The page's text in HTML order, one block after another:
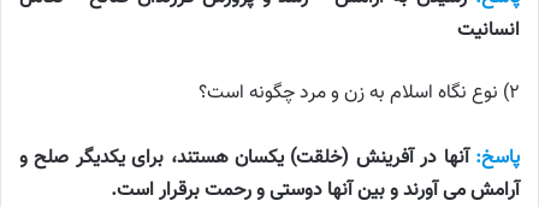
انسانیت
۲) نوع نگاه اسلام به زن و مرد چگونه است؟
پاسخ: آنها در آفرینش (خلقت) یکسان هستند، برای یکدیگر صلح و
آرامش می آورند و بین آنها دوستی و رحمت برقرار است.